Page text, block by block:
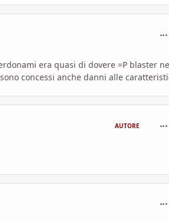
era quasi di dovere =P blaster
concessi anche danni alle
AUTORE